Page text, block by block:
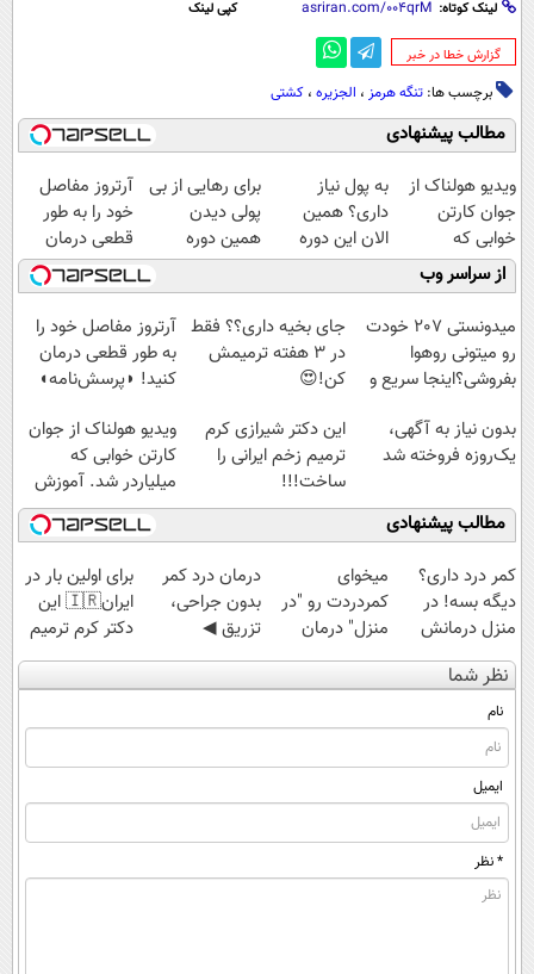
لینک کوتاه: کپی لینک
‌گزارش خطا در خبر
برچسب ها: تنگه هرمز ، الجزیره ، کشتی
مطالب پیشنهادی
ویدیو هولناک از
جوان کارتن
خوابی که
میلیاردر شد.
آموزش رایگان
به پول نیاز
داری؟ همین
الان این دوره
رایگان رو شرکت
کن تا دیر نشده!
برای رهایی از بی
پولی دیدن
همین دوره
رایگان کافیه!
(شمارتو وارد کن)
آرتروز مفاصل
خود را به طور
قطعی درمان
کنید!
◗پرسش‌نامه◖
از سراسر وب
میدونستی 207 خودت
رو میتونی روهوا
بفروشی؟اینجا سریع و
جای بخیه داری؟؟ فقط
در 3 هفته ترمیمش
کن!😍
آرتروز مفاصل خود را
به طور قطعی درمان
کنید! ◗پرسش‌نامه◖
بدون نیاز به آگهی،
یک‌روزه فروخته شد
این دکتر شیرازی کرم
ترمیم زخم ایرانی را
ساخت!!!
ویدیو هولناک از جوان
کارتن خوابی که
میلیاردر شد. آموزش
رایگان
مطالب پیشنهادی
کمر درد داری؟
دیگه بسه! در
منزل درمانش
کن
(◀پرسش‌نامه)
میخوای
کمردردت رو "در
منزل" درمان
کنی؟ (◂فیلم +
◂پرسش‌نامه)
درمان درد کمر
بدون جراحی،
تزریق ◀
پرسش‌نامه رو پر
کن ▶
برای اولین بار در
ایران🇮🇷 این
دکتر کرم ترمیم
کننده 23 روزه
ساخت!
نظر شما
نام
ایمیل
* نظر